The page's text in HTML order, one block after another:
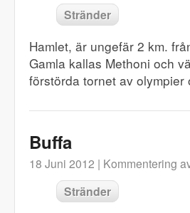
Stränder
Hamlet, är ungefär 2 km.
Gamla kallas Methoni och
förstörda tornet av
Buffa
18 Juni 2012 | Kommentering
Stränder